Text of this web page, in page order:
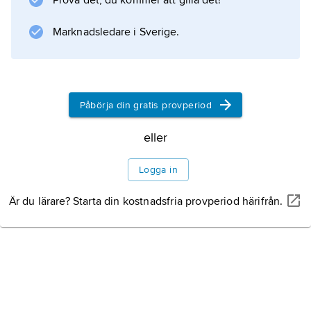
Neuroleptika introducerades 1952 med det
viktiga gruppen
fentiaziner
. Medlen förändrade mentalvården i grunden
genom att de onödiggjorde de så kallade
stormavdelningarna och starkt reducerade
behovet av tvångsåtgärder. De ursprungliga
Marknadsledare i Sverige.
Påbörja din gratis provperiod
eller
Logga in
Är du lärare? Starta din kostnadsfria provperiod härifrån.